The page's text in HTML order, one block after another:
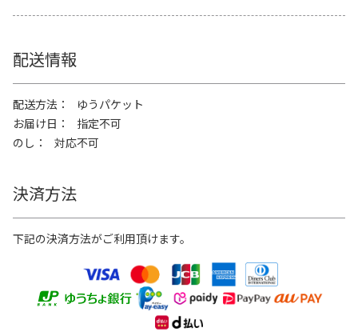
配送情報
配送方法
ゆうパケット
お届け日
指定不可
のし
対応不可
決済方法
下記の決済方法がご利用頂けます。